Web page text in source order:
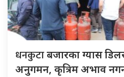
धनकुटाबजारका ग्यास
अनुगमन, कृत्रिम अभाव